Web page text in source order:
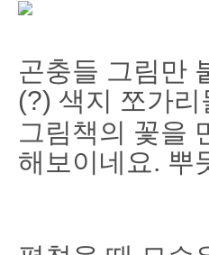
곤충들 그림만
(?) 색지 쪼가리
그림책의 꽃을
해보이네요. 뿌